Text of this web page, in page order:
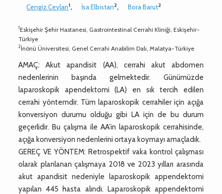
Cengiz Ceylan1, İsa Elbistan2, Bora Barut2
1Eskişehir Şehir Hastanesi, Gastrointestinal Cerrahi Kliniği, Eskişehir-
Türkiye
2İnönü Üniversitesi, Genel Cerrahi Anabilim Dalı, Malatya-Türkiye
AMAÇ: Akut apandisit (AA), cerrahi akut abdomen
nedenlerinin başında gelmektedir. Günümüzde
laparoskopik apendektomi (LA) en sık tercih edilen
cerrahi yöntemdir. Tüm laparoskopik cerrahiler için açığa
konversiyon durumu olduğu gibi LA için de bu durum
geçerlidir. Bu çalışma ile AA’in laparoskopik cerrahisinde,
açığa konversiyon nedenlerini ortaya koymayı amaçladık.
GEREÇ VE YÖNTEM: Retrospektif vaka kontrol çalışması
olarak planlanan çalışmaya 2018 ve 2023 yılları arasında
akut apandisit nedeniyle laparoskopik appendektomi
yapılan 445 hasta alındı. Laparoskopik appendektomi